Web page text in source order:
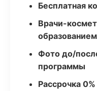
Бесплатная
Врачи-
образованием
Фото до/
программы
Рассрочка